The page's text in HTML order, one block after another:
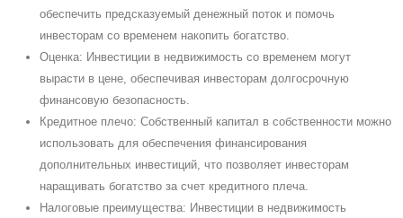
обеспечить предсказуемый денежный поток и помочь
инвесторам со временем накопить богатство.
Оценка: Инвестиции в недвижимость со временем могут
вырасти в цене, обеспечивая инвесторам долгосрочную
финансовую безопасность.
Кредитное плечо: Cобственный капитал в собственности можно
использовать для обеспечения финансирования
дополнительных инвестиций, что позволяет инвесторам
наращивать богатство за счет кредитного плеча.
Налоговые преимущества: Инвестиции в недвижимость